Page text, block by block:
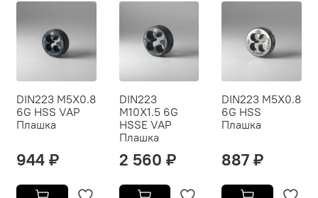
DIN223 M5X0.8
6G HSS VAP
Плашка
944 ₽
DIN223
M10X1.5 6G
HSSE VAP
Плашка
2 560 ₽
DIN223 M5X0.8
6G HSS
Плашка
887 ₽